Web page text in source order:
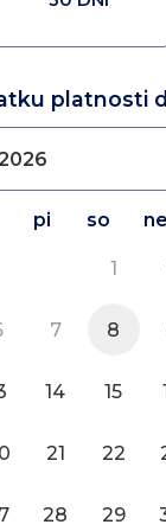
platnosti
pi so ne
1
7 8
14 15
21 22
28 29